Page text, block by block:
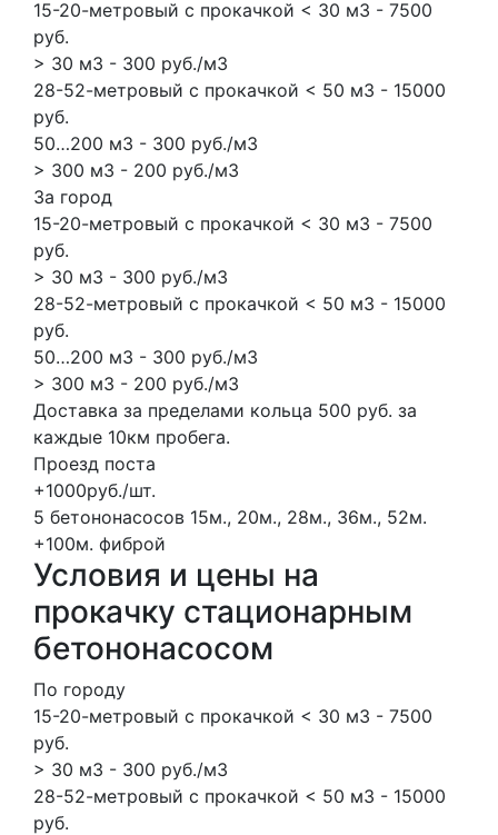
15-20-метровый с прокачкой < 30 м3 - 7500
руб.
> 30 м3 - 300 руб./м3
28-52-метровый с прокачкой < 50 м3 - 15000
руб.
50…200 м3 - 300 руб./м3
> 300 м3 - 200 руб./м3
За город
15-20-метровый с прокачкой < 30 м3 - 7500
руб.
> 30 м3 - 300 руб./м3
28-52-метровый с прокачкой < 50 м3 - 15000
руб.
50…200 м3 - 300 руб./м3
> 300 м3 - 200 руб./м3
Доставка за пределами кольца 500 руб. за
каждые 10км пробега.
Проезд поста
+1000руб./шт.
5 бетононасосов 15м., 20м., 28м., 36м., 52м.
+100м. фиброй
Условия и цены на
прокачку стационарным
бетононасосом
По городу
15-20-метровый с прокачкой < 30 м3 - 7500
руб.
> 30 м3 - 300 руб./м3
28-52-метровый с прокачкой < 50 м3 - 15000
руб.